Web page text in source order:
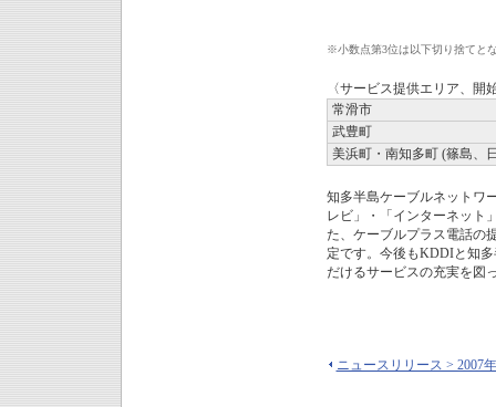
※小数点第3位は以下切り捨てと
〈サービス提供エリア、開
常滑市
武豊町
美浜町・南知多町 (篠島、
知多半島ケーブルネットワ
レビ」・「インターネット
た、ケーブルプラス電話の
定です。今後もKDDIと知
だけるサービスの充実を図
ニュースリリース > 2007年